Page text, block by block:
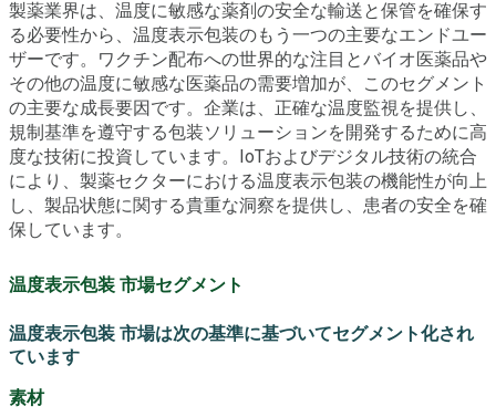
製薬業界は、温度に敏感な薬剤の安全な輸送と保管を確保す
る必要性から、温度表示包装のもう一つの主要なエンドユー
ザーです。ワクチン配布への世界的な注目とバイオ医薬品や
その他の温度に敏感な医薬品の需要増加が、このセグメント
の主要な成長要因です。企業は、正確な温度監視を提供し、
規制基準を遵守する包装ソリューションを開発するために高
度な技術に投資しています。IoTおよびデジタル技術の統合
により、製薬セクターにおける温度表示包装の機能性が向上
し、製品状態に関する貴重な洞察を提供し、患者の安全を確
保しています。
温度表示包装 市場セグメント
温度表示包装 市場は次の基準に基づいてセグメント化され
ています
素材